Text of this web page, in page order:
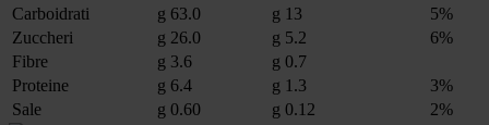
Carboidrati
g 63.0 g 13
5%
Zuccheri
g 26.0 g 5.2
6%
Fibre
g 3.6
g 0.7
Proteine
g 6.4 g 1.3
3%
Sale
g 0.60 g 0.12 2%